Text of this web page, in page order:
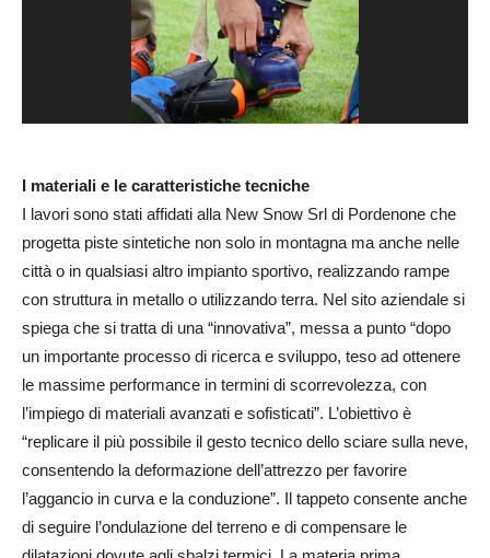
I materiali e le caratteristiche tecniche
I lavori sono stati affidati alla New Snow Srl di Pordenone che
progetta piste sintetiche non solo in montagna ma anche nelle
città o in qualsiasi altro impianto sportivo, realizzando rampe
con struttura in metallo o utilizzando terra. Nel sito aziendale si
spiega che si tratta di una “innovativa”, messa a punto “dopo
un importante processo di ricerca e sviluppo, teso ad ottenere
le massime performance in termini di scorrevolezza, con
l’impiego di materiali avanzati e sofisticati”. L’obiettivo è
“replicare il più possibile il gesto tecnico dello sciare sulla neve,
consentendo la deformazione dell’attrezzo per favorire
l’aggancio in curva e la conduzione”. Il tappeto consente anche
di seguire l’ondulazione del terreno e di compensare le